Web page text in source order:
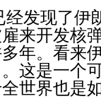
经发现了伊
来开发核
年。看来
这是一个
世界也是